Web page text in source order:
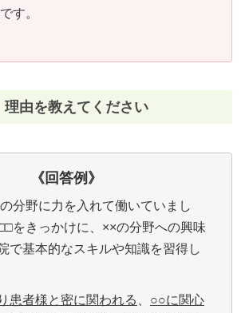
す。
理由を教えてください
《回答例 》
分野に力を入れて働いていまし
をきっかけに、××の分野への興味
で基本的なスキルや知識を習得し
患者様と密に関われる
○○に関心